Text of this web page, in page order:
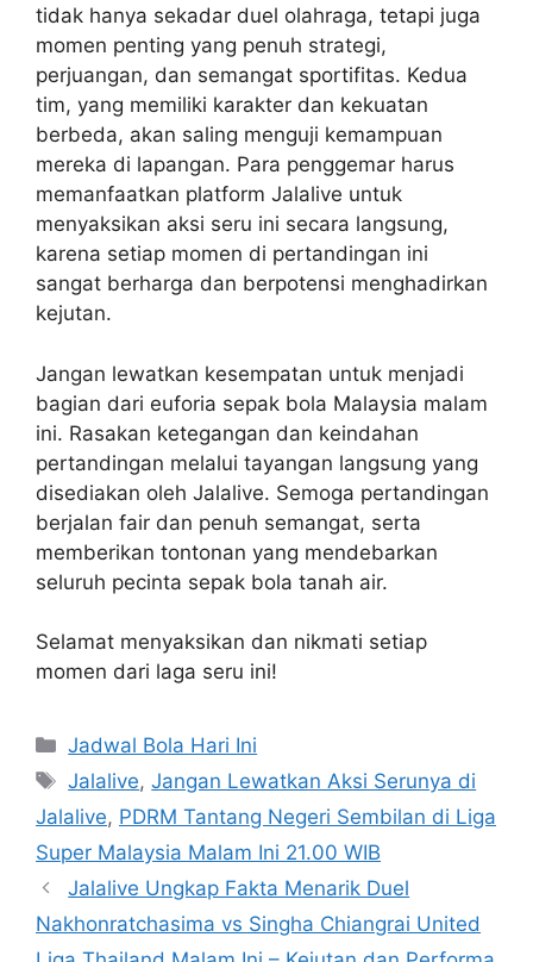
tidak hanya sekadar duel olahraga, tetapi juga
momen penting yang penuh strategi,
perjuangan, dan semangat sportifitas. Kedua
tim, yang memiliki karakter dan kekuatan
berbeda, akan saling menguji kemampuan
mereka di lapangan. Para penggemar harus
memanfaatkan platform Jalalive untuk
menyaksikan aksi seru ini secara langsung,
karena setiap momen di pertandingan ini
sangat berharga dan berpotensi menghadirkan
kejutan.
Jangan lewatkan kesempatan untuk menjadi
bagian dari euforia sepak bola Malaysia malam
ini. Rasakan ketegangan dan keindahan
pertandingan melalui tayangan langsung yang
disediakan oleh Jalalive. Semoga pertandingan
berjalan fair dan penuh semangat, serta
memberikan tontonan yang mendebarkan
seluruh pecinta sepak bola tanah air.
Selamat menyaksikan dan nikmati setiap
momen dari laga seru ini!
Categories
Jadwal Bola Hari Ini
Tags
Jalalive,Jangan Lewatkan Aksi Serunya di
Jalalive, PDRM Tantang Negeri Sembilan di Liga
Super Malaysia Malam Ini 21.00 WIB
Jalalive Ungkap Fakta Menarik Duel
Nakhonratchasima vs Singha Chiangrai United